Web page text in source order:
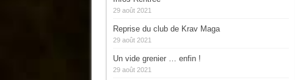
29 août 2021
Reprise du club de Krav Maga
29 août 2021
Un vide grenier … enfin !
29 août 2021